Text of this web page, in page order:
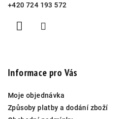
+420 724 193 572
Informace pro Vás
Moje objednávka
Způsoby platby a dodání zboží